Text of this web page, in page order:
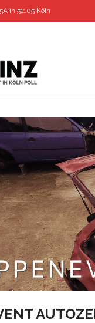
in 51105 Köln